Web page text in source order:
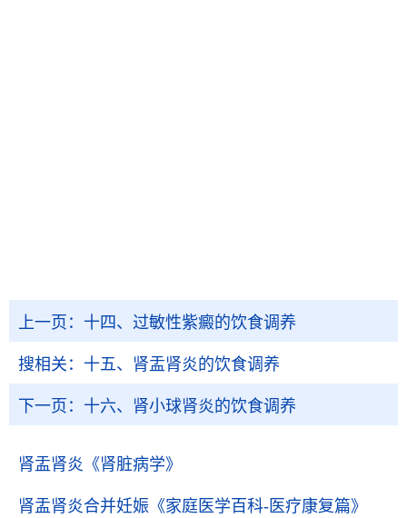
上一页： 十四、过敏性紫癜的饮食调养
搜相关： 十五、肾盂肾炎的饮食调养
下一页： 十六、肾小球肾炎的饮食调养
肾盂肾炎 《肾脏病学》
肾盂肾炎合并妊娠 《家庭医学百科-医疗康复篇》